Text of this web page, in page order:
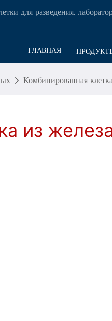
для разведения,
ГЛАВНАЯ
Комбинированная